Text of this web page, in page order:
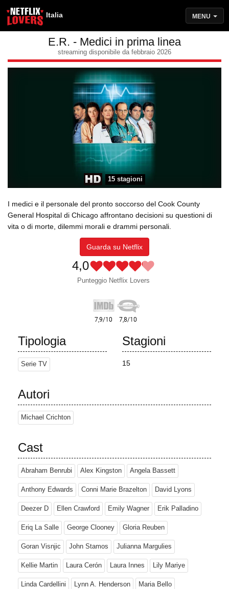
Italia MENU
E.R. - Medici in prima linea
streaming disponibile da febbraio 2026
15 stagioni
I medici e il personale del pronto soccorso del Cook County
General Hospital di Chicago affrontano decisioni su questioni di
vita o di morte, dilemmi morali e drammi personali.
Guarda su Netflix
4,0
Punteggio Netflix Lovers
Tipologia
Serie TV
Stagioni
15
Autori
Michael Crichton
Cast
Abraham Benrubi Alex Kingston Angela Bassett
Anthony Edwards Conni Marie Brazelton David Lyons
Deezer D Ellen Crawford Emily Wagner Erik Palladino
Eriq La Salle George Clooney Gloria Reuben
Goran Visnjic John Stamos Julianna Margulies
Kellie Martin Laura Cerón Laura Innes Lily Mariye
Linda Cardellini Lynn A. Henderson Maria Bello